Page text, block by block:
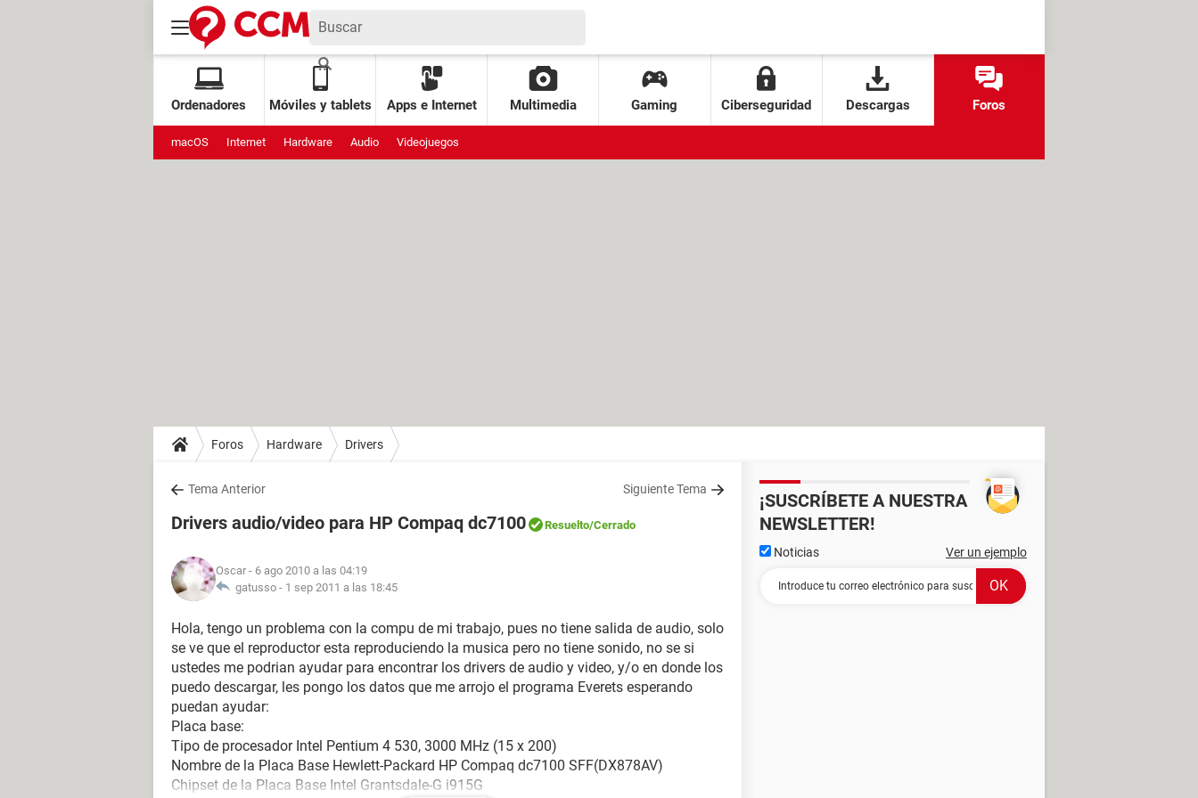
Ordenadores Móviles y tablets Apps e Internet Multimedia Gaming Ciberseguridad Descargas Foros
macOS Internet Hardware Audio Videojuegos
Foros Hardware Drivers
Tema Anterior Siguiente Tema
Drivers audio/video para HP Compaq dc7100 Resuelto/Cerrado
Oscar - 6 ago 2010 a las 04:19
gatusso - 1 sep 2011 a las 18:45
Hola, tengo un problema con la compu de mi trabajo, pues no tiene salida de audio, solo
se ve que el reproductor esta reproduciendo la musica pero no tiene sonido, no se si
ustedes me podrian ayudar para encontrar los drivers de audio y video, y/o en donde los
puedo descargar, les pongo los datos que me arrojo el programa Everets esperando
puedan ayudar:
Placa base:
Tipo de procesador Intel Pentium 4 530, 3000 MHz (15 x 200)
Nombre de la Placa Base Hewlett-Packard HP Compaq dc7100 SFF(DX878AV)
Chipset de la Placa Base Intel Grantsdale-G i915G
¡SUSCRÍBETE A NUESTRA
NEWSLETTER!
Noticias Ver un ejemplo